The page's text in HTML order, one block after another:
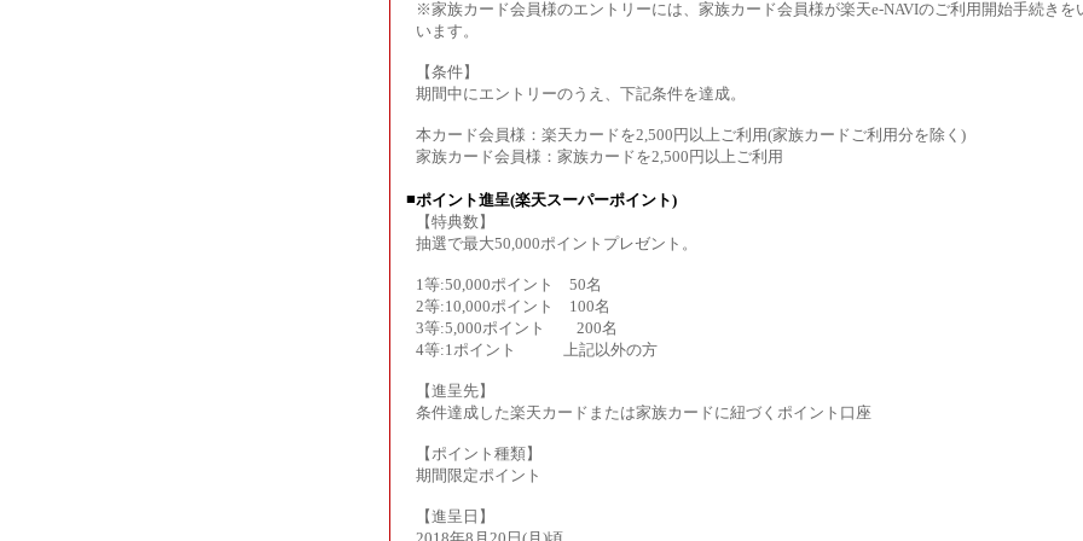
※家族カード会員様のエントリーには、家族カード会員様が楽天e-NAVIのご利用開始手続きを
います。
【条件】
期間中にエントリーのうえ、下記条件を達成。
本カード会員様：楽天カードを2,500円以上ご利用(家族カードご利用分を除く)
家族カード会員様：家族カードを2,500円以上ご利用
■ポイント進呈(楽天スーパーポイント)
【特典数】
抽選で最大50,000ポイントプレゼント。
1等:50,000ポイント 50名
2等:10,000ポイント 100名
3等:5,000ポイント 200名
4等:1ポイント 上記以外の方
【進呈先】
条件達成した楽天カードまたは家族カードに紐づくポイント口座
【ポイント種類】
期間限定ポイント
【進呈日】